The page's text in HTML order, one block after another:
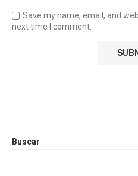
Save my name, email, and
next time I comment.
Buscar